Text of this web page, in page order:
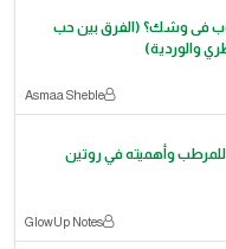
فى وشك؟ (الفرق بين حب
والوردية)
Asmaa Sheble
للمرطب وأهميته في روتين
GlowUp Notes